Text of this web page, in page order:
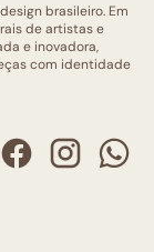
brasileiro. Em
de artistas e
e inovadora,
com identidade